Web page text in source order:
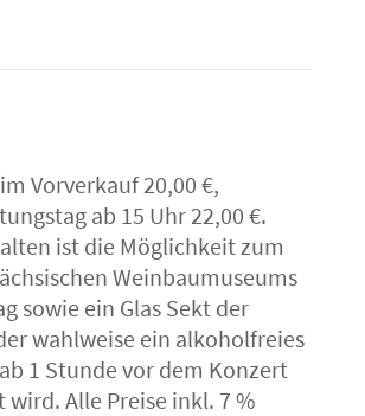
Vorverkauf 20,00 €,
ab 15 Uhr 22,00 €.
ist die Möglichkeit zum
Weinbaumuseums
sowie ein Glas Sekt der
wahlweise ein alkoholfreies
1 Stunde vor dem Konzert
wird. Alle Preise inkl. 7 %